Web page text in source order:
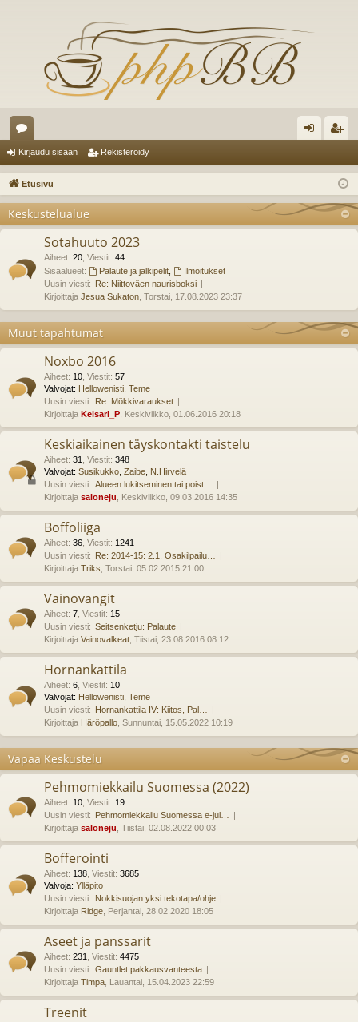
es
ku
el
t
au
si
ist
öi
Kirjaudu sisään Rekisteröidy
Etusivu
Keskustelualue
Sotahuuto 2023
Aiheet: 20 Viestit: 44
Sisäalueet:
Palaute ja jälkipelit,
Ilmoitukset
Uusin viesti: Re: Niittoväen naurisboksi
Kirjoittaja Jesua Sukaton , Torstai, 17.08.2023 23:37
Muut tapahtumat
Noxbo 2016
Aiheet: 10 Viestit: 57
Valvojat: Hellowenisti Teme
Uusin viesti: Re: Mökkivaraukset
Kirjoittaja Keisari_P , Keskiviikko, 01.06.2016 20:18
Keskiaikainen täyskontakti taistelu
Aiheet: 31 Viestit: 348
Valvojat: Susikukko Zaibe N.Hirvelä
Uusin viesti: Alueen lukitseminen tai poist…
Kirjoittaja saloneju , Keskiviikko, 09.03.2016 14:35
Boffoliiga
Aiheet: 36 Viestit: 1241
Uusin viesti: Re: 2014-15: 2.1. Osakilpailu…
Kirjoittaja Triks , Torstai, 05.02.2015 21:00
Vainovangit
Aiheet: 7 Viestit: 15
Uusin viesti: Seitsenketju: Palaute
Kirjoittaja Vainovalkeat , Tiistai, 23.08.2016 08:12
Hornankattila
Aiheet: 6 Viestit: 10
Valvojat: Hellowenisti Teme
Uusin viesti: Hornankattila IV: Kiitos, Pal…
Kirjoittaja Häröpallo , Sunnuntai, 15.05.2022 10:19
Vapaa Keskustelu
Pehmomiekkailu Suomessa (2022)
Aiheet: 10 Viestit: 19
Uusin viesti: Pehmomiekkailu Suomessa e-jul…
Kirjoittaja saloneju , Tiistai, 02.08.2022 00:03
Bofferointi
Aiheet: 138 Viestit: 3685
Valvoja: Ylläpito
Uusin viesti: Nokkisuojan yksi tekotapa/ohje
Kirjoittaja Ridge , Perjantai, 28.02.2020 18:05
Aseet ja panssarit
Aiheet: 231 Viestit: 4475
Uusin viesti: Gauntlet pakkausvanteesta
Kirjoittaja Timpa , Lauantai, 15.04.2023 22:59
Treenit